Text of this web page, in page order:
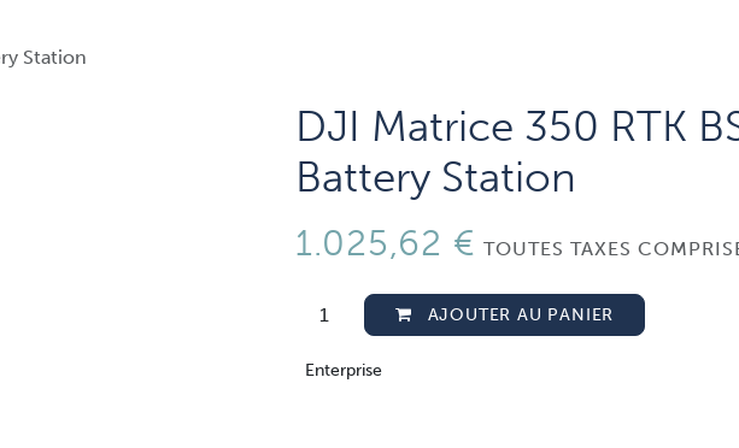
Station
DJI Matrice 350 RTK
Battery Station
1.025,62 € TOUTES TAXES
AJOUTER AU PANIER
Enterprise